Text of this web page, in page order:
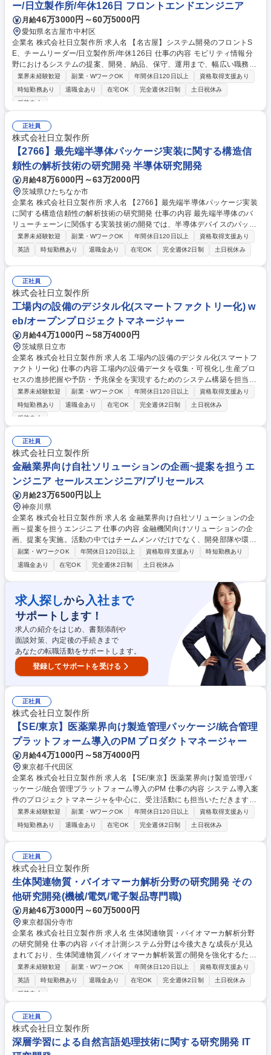
ー/日立製作所/年休126日 フロントエンドエンジニア
月給46万3000円～60万5000円
愛知県名古屋市中村区
企業名 株式会社日立製作所 求人名 【名古屋】システム開発のフロントS
E、チームリーダー/日立製作所/年休126日 仕事の内容 モビリティ情報分
野におけるシステムの提案、開発、納品、保守、運用まで、幅広い職務に
携わって頂きます。デジタルソリューションに関する新技術の適用提案、
新規ソリューションの企画・立案・開発へも参画可。 【業務詳細】 ■提
案、要件定義等の上流工程 ■プロジェクトマネジメント ■設計・プログラ
のフロントSE、チームリーダー/日立製作所/年休126日
業界未経験歓迎 副業・WワークOK 年間休日120日以上
資格取得支援あり
時短勤務あり
退職金あり 在宅OK 完全週休2日制
土日祝休み
服装自由
正社員
株式会社日立製作所
【2766】最先端半導体パッケージ実装に関する構造信
頼性の解析技術の研究開発 半導体研究開発
月給48万6000円～63万2000円
茨城県ひたちなか市
企業名 株式会社日立製作所 求人名 【2766】最先端半導体パッケージ実装
に関する構造信頼性の解析技術の研究開発 仕事の内容 最先端半導体のバ
リューチェーンに関係する実装技術の開発では、半導体デバイスのパッケ
ージングの知識に加え、例えばデータセンタなど使用用途に合わせた使わ
れ方や顧客価値を理解することが重要です。 そのためには、自らの専門分
野に留まることなく、他の研究者や関連する事業部門に加え、顧客との会
話を通じて、バリューチェーン全体を俯瞰した製品やソリューションを開
発をする人財を期待します。 【職務詳細】 最先端半導体パッケージの性
能を革新する実装構造に関する研究開発 （半導体パッケージの熱応力解析
や伝熱や熱流体解析を基にした構造開発に関する研究） 募集職種 【276
6】最先端半導体パッケージ実装に関する構造信頼性の解析技術の研究開
発
業界未経験歓迎 副業・WワークOK 年間休日120日以上
資格取得支援あり
英語
時短勤務あり 退職金あり 在宅OK 完全週休2日制 土日祝休み
正社員
株式会社日立製作所
工場内の設備のデジタル化(スマートファクトリー化) w
eb/オープンプロジェクトマネージャー
月給44万1000円～58万4000円
茨城県日立市
企業名 株式会社日立製作所 求人名 工場内の設備のデジタル化(スマートフ
ァクトリー化) 仕事の内容 工場内の設備データを収集・可視化し生産プロ
セスの進捗把握や予防・予兆保全を実現するためのシステム構築を担当。
工場の安定稼働と生産性向上に直結するデジタル化推進の中核メンバーと
してご活躍いただきます。 ■設備データの収集・分析およびダッシュボー
ド等による見える化の企画・推進 ■PLCやFA機器、HMI等を活用したシス
を活用した生産現場のDX推進 ■ベンダーや社内関係部署との連携・プロジ
ェクトマネジメント ■生成AI等の新技術導入検討・実証 等 募集職種 工場
内の設備のデジタル化(スマートファクトリー化)
業界未経験歓迎 副業・WワークOK 年間休日120日以上
資格取得支援あり
時短勤務あり
退職金あり 在宅OK 完全週休2日制
土日祝休み
服装自由
正社員
株式会社日立製作所
金融業界向け自社ソリューションの企画~提案を担うエ
ンジニア セールスエンジニア/プリセールス
月給23万6500円以上
神奈川県
企業名 株式会社日立製作所 求人名 金融業界向け自社ソリューションの企
画～提案を担うエンジニア 仕事の内容 金融機関向けソリューションの企
画、提案を実施。活動の中ではチームメンバだけでなく、開発部隊や環境
構築部隊とも連携します。適性次第でソリューションを開発する（プログ
ラミング）ことも可能です。 ■金融機関を取り巻く環境を分析し、金融機
関の現在、または未来の課題を想定し、解決するソリューションを企画
し、提案を行う。■金融機関の課題解決に当たっては、新規ソリューショ
ンの企画・提案だけでなく、前述のソリューション事例のような既存ソリ
ューションを活用した方式についても企画・提案を行う。■チームメンバ
と協力し、金融機関のご担当と連携し、ビジネスを推進していく。 募集職
種 金融業界向け自社ソリューションの企画～提案を担うエンジニア
副業・WワークOK 年間休日120日以上 資格取得支援あり
時短勤務あり
退職金あり
在宅OK 完全週休2日制 土日祝休み
求人探しから 入社まで
サポートします！
求人の紹介をはじめ、書類添削や
面談対策、内定後の手続きまで
あなたの転職活動をサポートします。
登録してサポートを受ける
正社員
株式会社日立製作所
【SE/東京】医薬業界向け製造管理パッケージ/統合管理
プラットフォーム導入のPM プロダクトマネージャー
月給44万1000円～58万4000円
東京都千代田区
企業名 株式会社日立製作所 求人名 【SE/東京】医薬業界向け製造管理パ
ッケージ/統合管理プラットフォーム導入のPM 仕事の内容 システム導入案
件のプロジェクトマネージャを中心に、受注活動にも担当いただきます。
医薬品および医療機器メーカは、コロナ拡大を契機に工場のデジタル化や
安全かつ迅速な品質保証プロセスが求められています。 【職務詳細】■
「HITPHAMS」「HVCT RM」の拡販活動(プレゼンテーション、見積) ■
担当ソリューションの顧客説明とFit/Gapの把握 ■導入案件のプロジェクト
管理、プロトタイプ製作(Gr会社連携)のプロセス管理 ■「HVCT RM」の標
準機能エンハンスの企画、開発プロジェクトのプロジェクト管理、サービ
ス運用 募集職種 【SE/東京】医薬業界向け製造管理パッケージ/統合管理
プラットフォーム導入のPM
業界未経験歓迎 副業・WワークOK 年間休日120日以上
資格取得支援あり
時短勤務あり
退職金あり 在宅OK 完全週休2日制 土日祝休み
正社員
株式会社日立製作所
生体関連物質・バイオマーカ解析分野の研究開発 その
他研究開発(機械/電気/電子製品専門職)
月給46万3000円～60万5000円
東京都国分寺市
企業名 株式会社日立製作所 求人名 生体関連物質・バイオマーカ解析分野
の研究開発 仕事の内容 バイオ計測システム分野は今後大きな成長が見込
まれており、生体関連物質／バイオマーカ解析装置の開発を強化するため
に即戦力となる研究開発人財を募集します。 DNAシーケンサ、PCR装置
などの生体関連物質/バイオマーカ解析装置に関する研究開発業務をご担当
いただきます。 【職務詳細】・バイオマーカ計測プロトコルの立案、検
発 ・バイオマーカ計測装置の新方式提案、プロトタイプ機設計、試作、評
価 ・新方式の生体関連物質計測技術の開発 募集職種 生体関連物質・バイ
オマーカ解析分野の研究開発
業界未経験歓迎 副業・WワークOK 年間休日120日以上
資格取得支援あり
英語
時短勤務あり 退職金あり 在宅OK 完全週休2日制
土日祝休み
服装自由
正社員
株式会社日立製作所
深層学習による自然言語処理技術に関する研究開発 IT